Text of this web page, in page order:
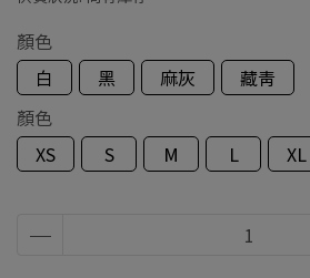
顏色
白
黑 麻灰
藏青
顏色
XS
S M L XL